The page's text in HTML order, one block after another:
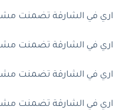
في الشارقة تضمنت
في الشارقة تضمنت
في الشارقة تضمنت
في الشارقة تضمنت